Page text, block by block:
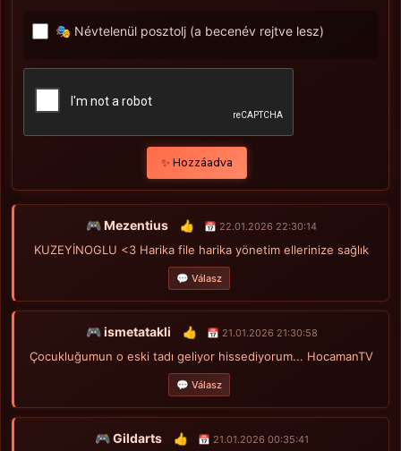
🎭 Névtelenül posztolj (a becenév rejtve lesz)
✨ Hozzáadva
🎮 Mezentius 👍 📅 22.01.2026 22:30:14
KUZEYİNOGLU <3 Harika file harika yönetim ellerinize sağlık
💬 Válasz
🎮 ismetatakli 👍 📅 21.01.2026 21:30:58
Çocukluğumun o eski tadı geliyor hissediyorum... HocamanTV
💬 Válasz
🎮 Gildarts 👍 📅 21.01.2026 00:35:41